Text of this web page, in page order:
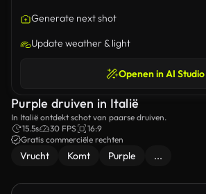
Generate next shot
Update weather & light
Openen in AI Studio
Purple druiven in Italië
In Italië ontdekt schot van paarse druiven.
15.5s
30 FPS
16:9
Gratis commerciële rechten
Vrucht Komt Purple ...